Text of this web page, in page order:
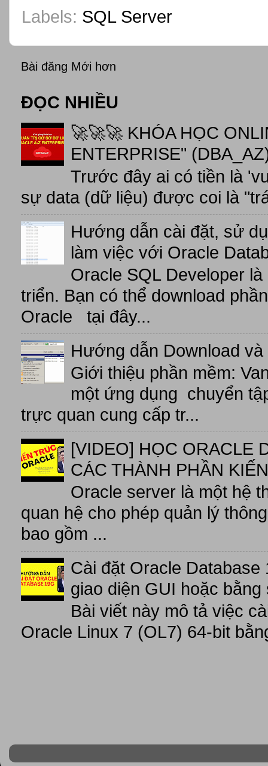
Labels: SQL Server
Bài đăng Mới hơn
ĐỌC NHIỀU
🚀🚀🚀 KHÓA HỌC
ENTERPRISE"
Trước đây ai có tiền là
sự data (dữ liệu) được coi là
Hướng dẫn cài đặt, sử
làm việc với Oracle
Oracle SQL Developer
triển. Bạn có thể download
Oracle tại đây...
Hướng dẫn Download
Giới thiệu phần mềm:
một ứng dụng chuyển
trực quan cung cấp tr...
[VIDEO] HỌC ORACLE
CÁC THÀNH PHẦN
Oracle server là một hệ
quan hệ cho phép quản lý
bao gồm ...
Cài đặt Oracle
giao diện GUI hoặc bằng
Bài viết này mô tả việc
Oracle Linux 7 (OL7) 64-bit